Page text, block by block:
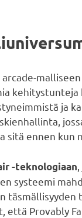
kehitystunteja
ja
sitä ennen kun
-teknologiaan
systeemi
täsmällisyyden
että Provably